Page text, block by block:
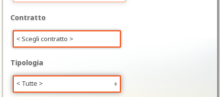
Contratto
Tipologia
< Tutte >